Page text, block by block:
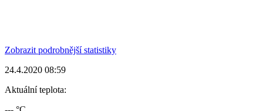
Zobrazit podrobnější statistiky
24.4.2020 08:59
Aktuální teplota: